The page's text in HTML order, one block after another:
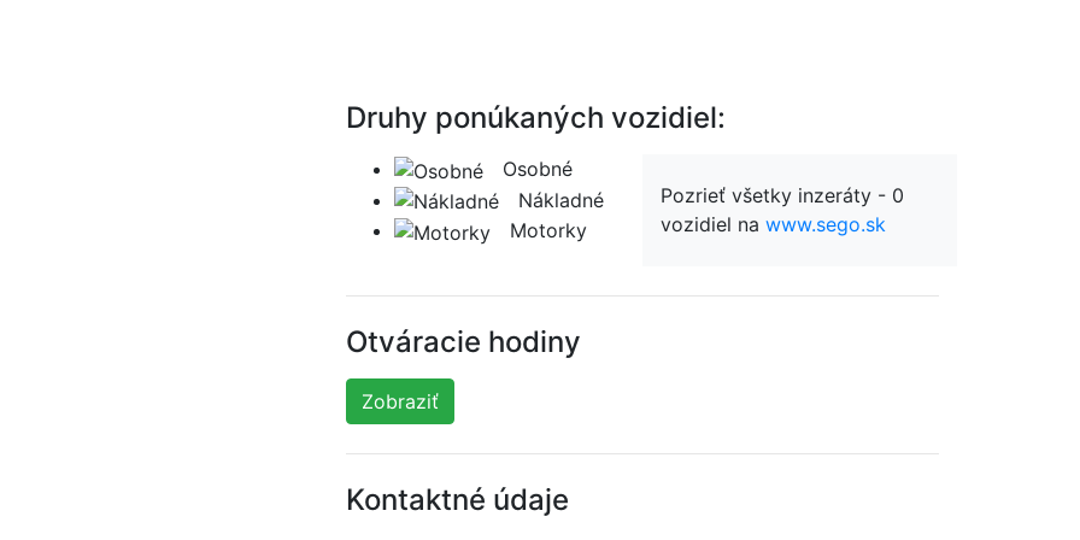
Druhy ponúkaných vozidiel:
Osobné
Nákladné
Motorky
Pozrieť všetky inzeráty - 0
vozidiel na www.sego.sk
Otváracie hodiny
Zobraziť
Kontaktné údaje